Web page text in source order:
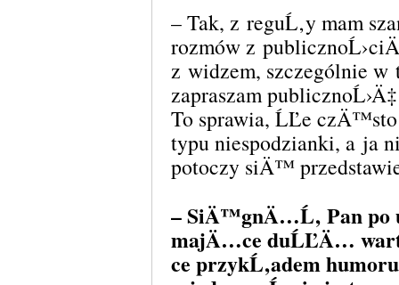
– Tak, z reguĹ‚y mam
rozmów z
z widzem, szczególnie
zapraszam
To sprawia, ĹĽe
typu niespodzianki, a ja
potoczy siÄ™
– SiÄ™gnÄ…Ĺ‚ Pan po
majÄ…ce duĹĽÄ…
ce przykĹ‚adem